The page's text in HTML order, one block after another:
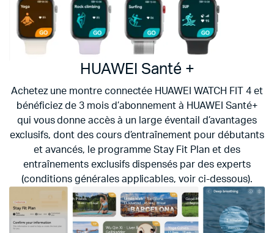
HUAWEI Santé +
Achetez une montre connectée HUAWEI WATCH FIT 4 et
bénéficiez de 3 mois d’abonnement à HUAWEI Santé+
qui vous donne accès à un large éventail d’avantages
exclusifs, dont des cours d’entraînement pour débutants
et avancés, le programme Stay Fit Plan et des
entraînements exclusifs dispensés par des experts
(conditions générales applicables, voir ci-dessous).